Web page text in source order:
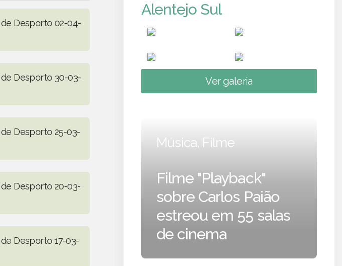
Desporto 02-04-
Desporto 30-03-
Desporto 25-03-
Desporto 20-03-
Desporto 17-03-
Alentejo Sul
Ver galeria
Música, Filme
Filme "Playback"
sobre Carlos Paião
estreou em 55 salas
de cinema